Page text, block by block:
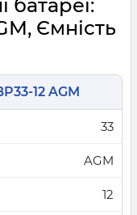
батареї:
Ємність
12 AGM
33
AGM
12